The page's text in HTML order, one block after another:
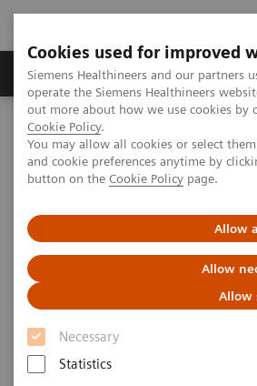
Cookies used for improved
Siemens Healthineers and our partners
operate the Siemens Healthineers
out more about how we use cookies
Cookie Policy.
You may allow all cookies or select
and cookie preferences anytime by
button on the Cookie Policy page.
Allow
Allow
Allow
Necessary
Statistics
Produits & services
Accueil
Formations & supports
Formations pour l’imagerie médicale
Optimisation de la dose en imagerie
Optimisation de la
Formation en Médecine
A distance |